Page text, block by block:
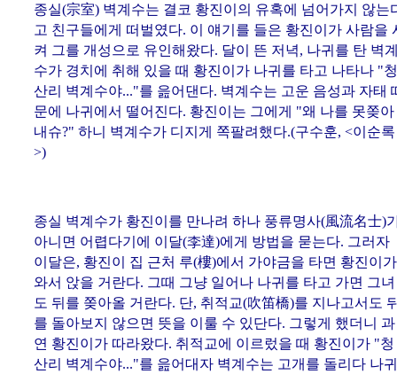
종실(宗室) 벽계수는 결코 황진이의 유혹에 넘어가지 않는
고 친구들에게 떠벌였다. 이 얘기를 들은 황진이가 사람을
켜 그를 개성으로 유인해왔다. 달이 뜬 저녁, 나귀를 탄 벽
수가 경치에 취해 있을 때 황진이가 나귀를 타고 나타나 "청
산리 벽계수야..."를 읊어댄다. 벽계수는 고운 음성과 자태
문에 나귀에서 떨어진다. 황진이는 그에게 "왜 나를 못쫒아
내슈?" 하니 벽계수가 디지게 쪽팔려했다.(구수훈, <이순록
>)
종실 벽계수가 황진이를 만나려 하나 풍류명사(風流名士)
아니면 어렵다기에 이달(李達)에게 방법을 묻는다. 그러자
이달은, 황진이 집 근처 루(樓)에서 가야금을 타면 황진이가
와서 앉을 거란다. 그때 그냥 일어나 나귀를 타고 가면 그녀
도 뒤를 쫒아올 거란다. 단, 취적교(吹笛橋)를 지나고서도
를 돌아보지 않으면 뜻을 이룰 수 있단다. 그렇게 했더니 과
연 황진이가 따라왔다. 취적교에 이르렀을 때 황진이가 "청
산리 벽계수야..."를 읊어대자 벽계수는 고개를 돌리다 나귀